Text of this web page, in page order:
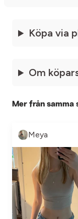
Köpa via
Om
Mer från samma
Meya